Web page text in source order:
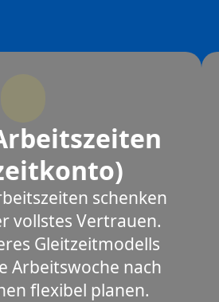
schenken
vollstes Vertrauen.
Gleitzeitmodells
Arbeitswoche nach
flexibel planen.